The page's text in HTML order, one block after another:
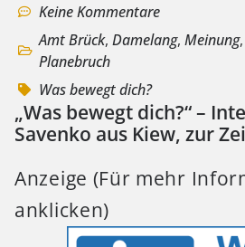
Keine Kommentare
Amt Brück, Damelang, Meinung,
Planebruch
Was bewegt dich?
„Was bewegt dich?“ –
Savenko aus Kiew, zur
Anzeige (Für mehr
anklicken)